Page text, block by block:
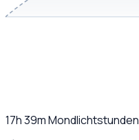
17h 39mMondlichtstunden